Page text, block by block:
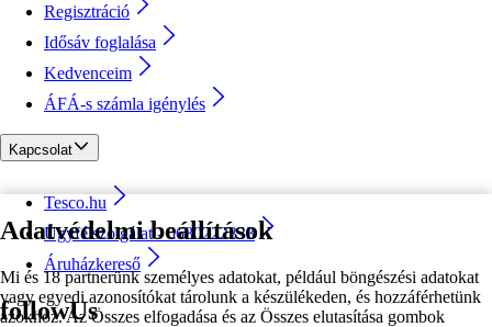
Adatvédelmi beállítások
Mi és 18 partnerünk személyes adatokat, például böngészési adatokat
vagy egyedi azonosítókat tárolunk a készülékeden, és hozzáférhetünk
azokhoz. Az Összes elfogadása és az Összes elutasítása gombok
Regisztráció
Idősáv foglalása
Kedvenceim
ÁFÁ-s számla igénylés
Kapcsolat
Tesco.hu
Ügyfélszolgálat - 0680222333
Áruházkereső
followUs